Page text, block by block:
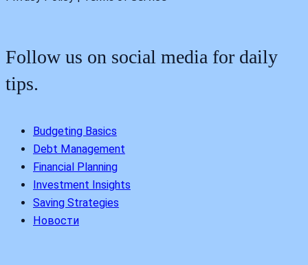
Follow us on social media for daily
tips.
Budgeting Basics
Debt Management
Financial Planning
Investment Insights
Saving Strategies
Новости